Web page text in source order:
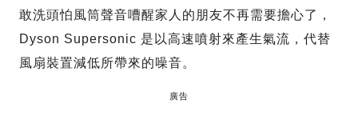
敢洗頭怕風筒聲音嘈醒家人的朋友不再需要擔心了，
Dyson Supersonic 是以高速噴射來產生氣流，代替
風扇裝置減低所帶來的噪音。
廣告